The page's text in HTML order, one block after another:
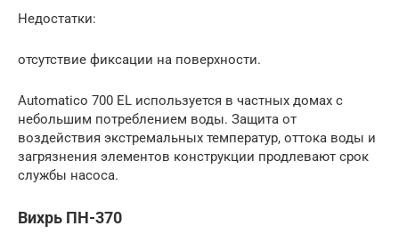
Недостатки:
отсутствие фиксации на поверхности.
Automatico 700 EL используется в частных домах с
небольшим потреблением воды. Защита от
воздействия экстремальных температур, оттока воды и
загрязнения элементов конструкции продлевают срок
службы насоса.
Вихрь ПН-370